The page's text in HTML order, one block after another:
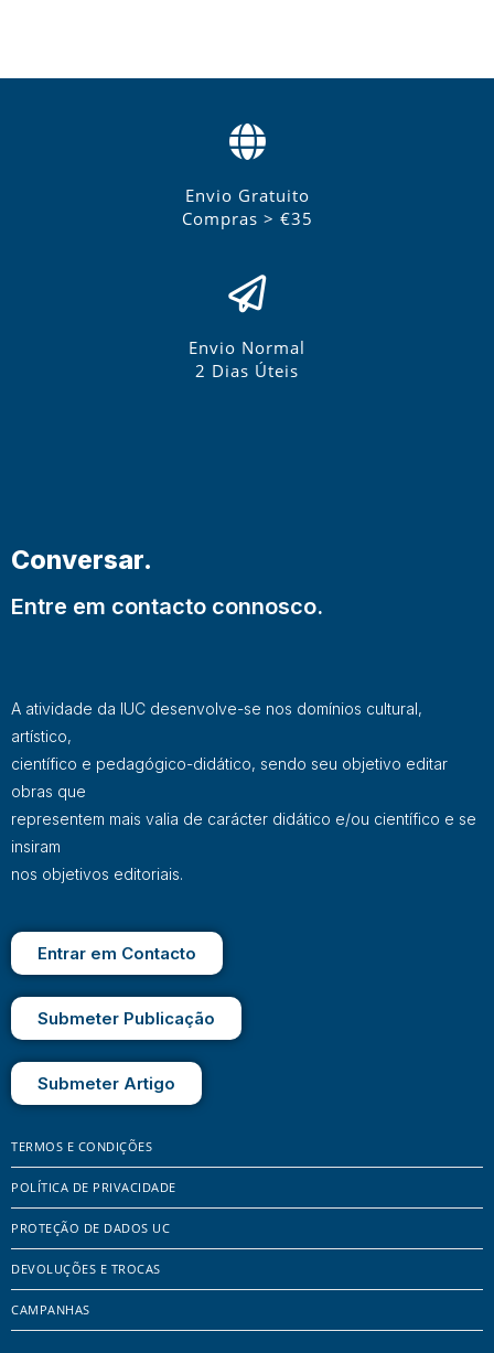
Envio Gratuito
Compras > €35
Envio Normal
2 Dias Úteis
Conversar.
Entre em contacto connosco.
A atividade da IUC desenvolve-se nos domínios cultural,
artístico,
científico e pedagógico-didático, sendo seu objetivo editar
obras que
representem mais valia de carácter didático e/ou científico e se
insiram
nos objetivos editoriais.
Entrar em Contacto
Submeter Publicação
Submeter Artigo
TERMOS E CONDIÇÕES
POLÍTICA DE PRIVACIDADE
PROTEÇÃO DE DADOS UC
DEVOLUÇÕES E TROCAS
CAMPANHAS